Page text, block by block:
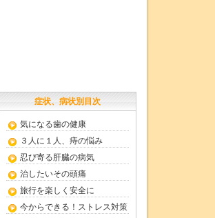
症状、病状別目次
気になる歯の健康
３人に１人、痔の悩み
忍び寄る肝臓の病気
治したいその頭痛
旅行を楽しく安全に
今からできる！ストレス対策